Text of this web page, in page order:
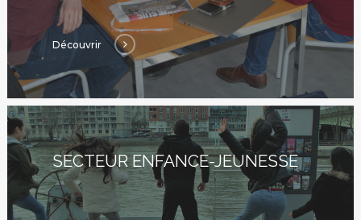
Découvrir
SECTEUR ENFANCE-JEUNESSE